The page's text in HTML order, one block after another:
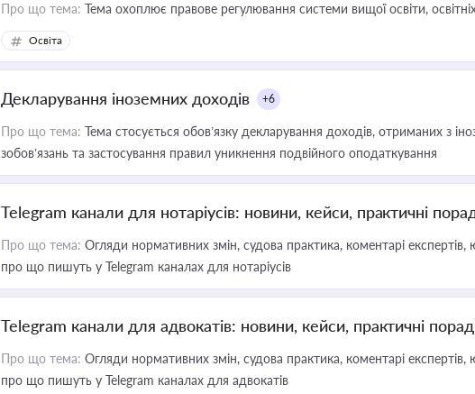
Про що тема: Тема охоплює правове регулювання системи вищої освіти, освітніх
Освіта
Декларування іноземних доходів +6
Про що тема: Тема стосується обов’язку декларування доходів, отриманих з
зобов’язань та застосування правил уникнення подвійного оподаткування
Telegram канали для нотаріусів: новини, кейси, практичні
Про що тема: Огляди нормативних змін, судова практика, коментарі
про що пишуть у Telegram каналах для нотаріусів
Telegram канали для адвокатів: новини, кейси, практичні
Про що тема: Огляди нормативних змін, судова практика, коментарі
про що пишуть у Telegram каналах для адвокатів